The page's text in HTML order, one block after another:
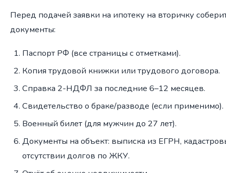
Перед подачей заявки на ипотеку на вторичку
документы:
Паспорт РФ (все страницы с отметками).
Копия трудовой книжки или трудового договора.
Справка 2-НДФЛ за последние 6–12 месяцев.
Свидетельство о браке/разводе (если применимо).
Военный билет (для мужчин до 27 лет).
Документы на объект: выписка из ЕГРН,
отсутствии долгов по ЖКУ.